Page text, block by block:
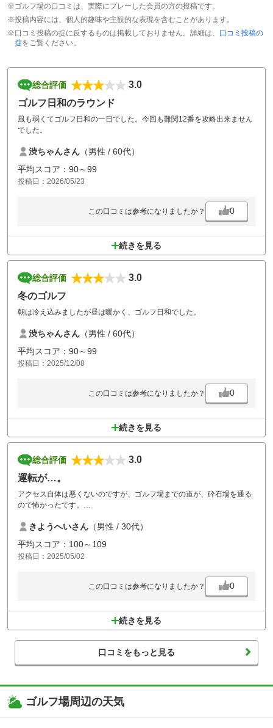
※ゴルフ場の口コミは、実際にプレーした会員の方の投稿です。
※投稿内容には、個人的趣味や主観的な表現を含むことがあります。
※口コミ投稿の掟に反するものは掲載しておりません。詳細は、 口コミ投稿の
掟をご覧ください。
総合評価
3.0
ゴルフ日和のラウンド
風も弱くてゴルフ日和の一日でした。今回も難関12番を攻略出来ません
でした。
渋ちゃんさん （男性 / 60代）
平均スコア：90～99
投稿日：2026/05/23
この口コミは参考になりましたか？ 0
続きを見る
総合評価
3.0
冬のゴルフ
朝は冷え込みましたが昼は暖かく、ゴルフ日和でした。
渋ちゃんさん （男性 / 60代）
平均スコア：90～99
投稿日：2025/12/08
この口コミは参考になりましたか？ 0
続きを見る
総合評価
3.0
運転が…。
アクセス自体は悪くないのですが、ゴルフ場までの道が、砕石場を通る
ので怖かったです。
スタッフさんはかなりフランクな印象。
カートがガソリン車で匂いがきついのと、すごく揺れるので少し気分が
悪くなったのが残念です。
きようへいさん （男性 / 30代）
平均スコア：100～109
投稿日：2025/05/02
この口コミは参考になりましたか？ 0
続きを見る
口コミをもっと見る
ゴルフ場周辺の天気